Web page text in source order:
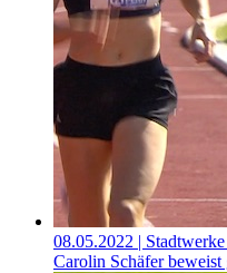
08.05.2022 |
Carolin Schäfer